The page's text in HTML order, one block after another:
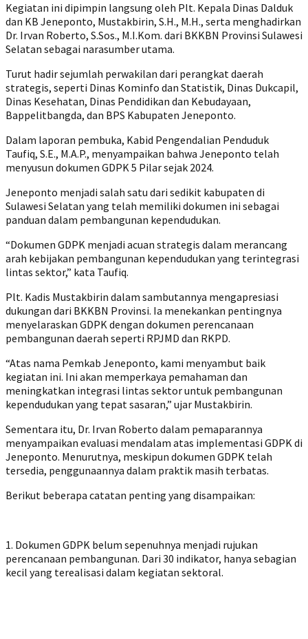
‎Kegiatan ini dipimpin langsung oleh Plt. Kepala Dinas Dalduk
dan KB Jeneponto, Mustakbirin, S.H., M.H., serta menghadirkan
Dr. Irvan Roberto, S.Sos., M.I.Kom. dari BKKBN Provinsi Sulawesi
Selatan sebagai narasumber utama.
‎Turut hadir sejumlah perwakilan dari perangkat daerah
strategis, seperti Dinas Kominfo dan Statistik, Dinas Dukcapil,
Dinas Kesehatan, Dinas Pendidikan dan Kebudayaan,
Bappelitbangda, dan BPS Kabupaten Jeneponto.
‎Dalam laporan pembuka, Kabid Pengendalian Penduduk
Taufiq, S.E., M.A.P., menyampaikan bahwa Jeneponto telah
menyusun dokumen GDPK 5 Pilar sejak 2024.
Jeneponto menjadi salah satu dari sedikit kabupaten di
Sulawesi Selatan yang telah memiliki dokumen ini sebagai
panduan dalam pembangunan kependudukan.
‎“Dokumen GDPK menjadi acuan strategis dalam merancang
arah kebijakan pembangunan kependudukan yang terintegrasi
lintas sektor,” kata Taufiq.
‎Plt. Kadis Mustakbirin dalam sambutannya mengapresiasi
dukungan dari BKKBN Provinsi. Ia menekankan pentingnya
menyelaraskan GDPK dengan dokumen perencanaan
pembangunan daerah seperti RPJMD dan RKPD.
‎“Atas nama Pemkab Jeneponto, kami menyambut baik
kegiatan ini. Ini akan memperkaya pemahaman dan
meningkatkan integrasi lintas sektor untuk pembangunan
kependudukan yang tepat sasaran,” ujar Mustakbirin.
‎Sementara itu, Dr. Irvan Roberto dalam pemaparannya
menyampaikan evaluasi mendalam atas implementasi GDPK di
Jeneponto. Menurutnya, meskipun dokumen GDPK telah
tersedia, penggunaannya dalam praktik masih terbatas.
‎Berikut beberapa catatan penting yang disampaikan:
‎1. Dokumen GDPK belum sepenuhnya menjadi rujukan
perencanaan pembangunan. Dari 30 indikator, hanya sebagian
kecil yang terealisasi dalam kegiatan sektoral.